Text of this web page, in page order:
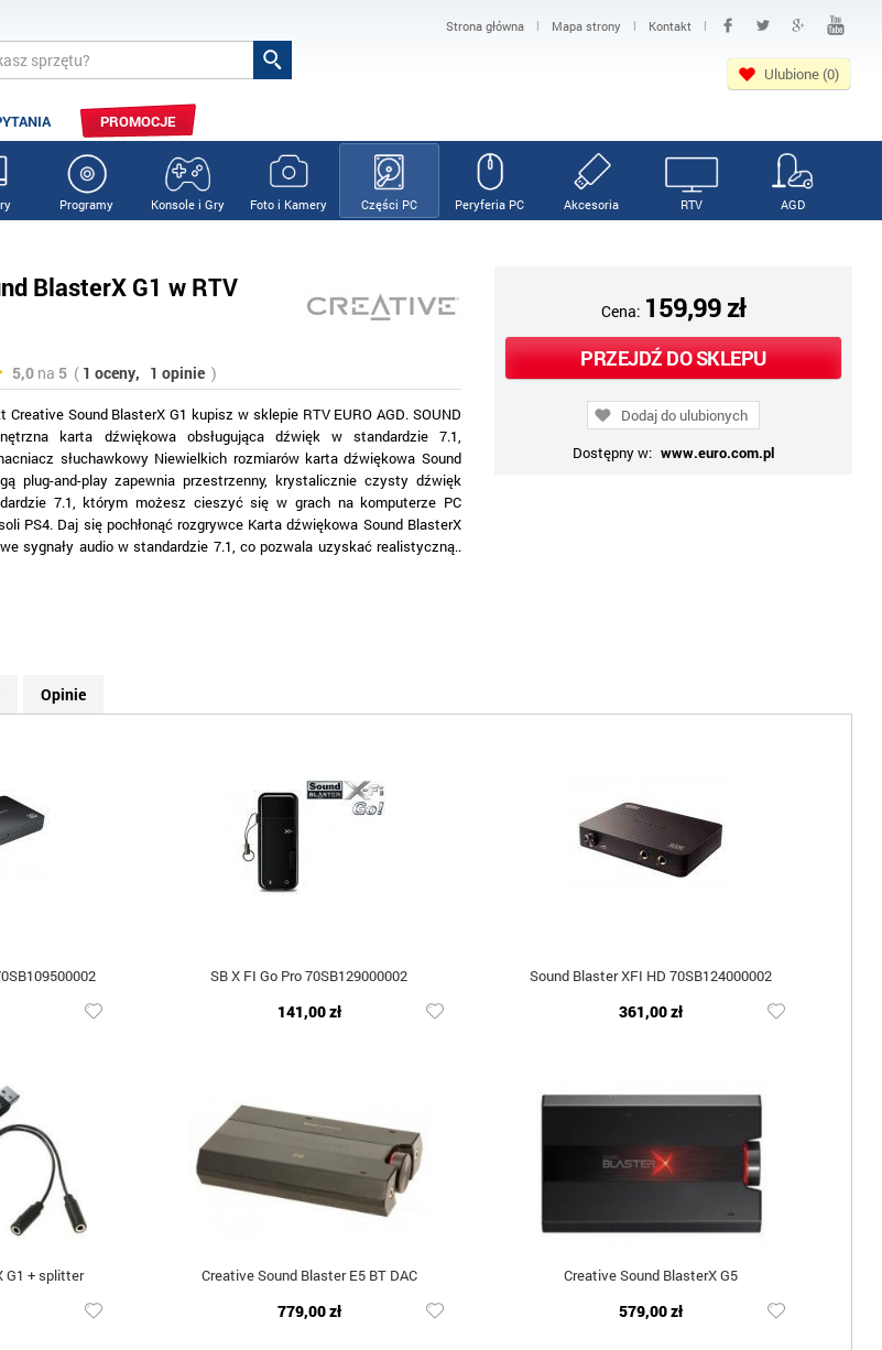
Strona główna | Mapa strony | Kontakt |
Ulubione (0)
PROMOCJE
Programy Konsole i Gry Foto i Kamery Części PC Peryferia PC Akcesoria RTV AGD
BlasterX G1 w RTV
5,0 na 5 ( 1 oceny, 1 opinie )
Creative Sound BlasterX G1 kupisz w sklepie RTV EURO AGD. SOUND
karta dźwiękowa obsługująca dźwięk w standardzie 7.1,
słuchawkowy Niewielkich rozmiarów karta dźwiękowa Sound
plug-and-play zapewnia przestrzenny, krystalicznie czysty dźwięk
7.1, którym możesz cieszyć się w grach na komputerze PC
PS4. Daj się pochłonąć rozgrywce Karta dźwiękowa Sound BlasterX
sygnały audio w standardzie 7.1, co pozwala uzyskać realistyczną..
Cena: 159,99 zł
PRZEJDŹ DO SKLEPU
Dodaj do ulubionych
Dostępny w: www.euro.com.pl
Opinie
SB X FI Go Pro 70SB129000002
141,00 zł
Sound Blaster XFI HD 70SB124000002
361,00 zł
G1 + splitter Creative Sound Blaster E5 BT DAC
779,00 zł
Creative Sound BlasterX G5
579,00 zł